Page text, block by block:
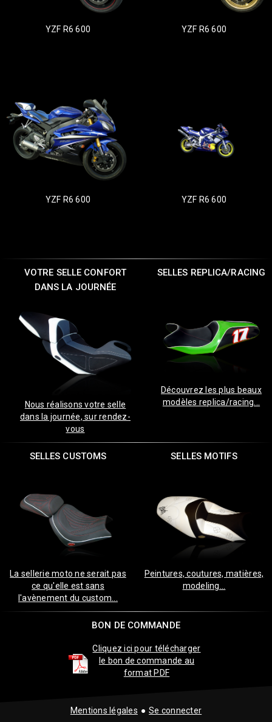
YZF R6 600 YZF R6 600
YZF R6 600 YZF R6 600
VOTRE SELLE CONFORT
DANS LA JOURNÉE
Nous réalisons votre selle
dans la journée, sur rendez-
vous
SELLES REPLICA/RACING
Découvrez les plus beaux
modèles replica/racing...
SELLES CUSTOMS
La sellerie moto ne serait pas
ce qu'elle est sans
l'avènement du custom...
SELLES MOTIFS
Peintures, coutures, matières,
modeling...
BON DE COMMANDE
Cliquez ici pour télécharger
le bon de commande au
format PDF
Mentions légales ● Se connecter